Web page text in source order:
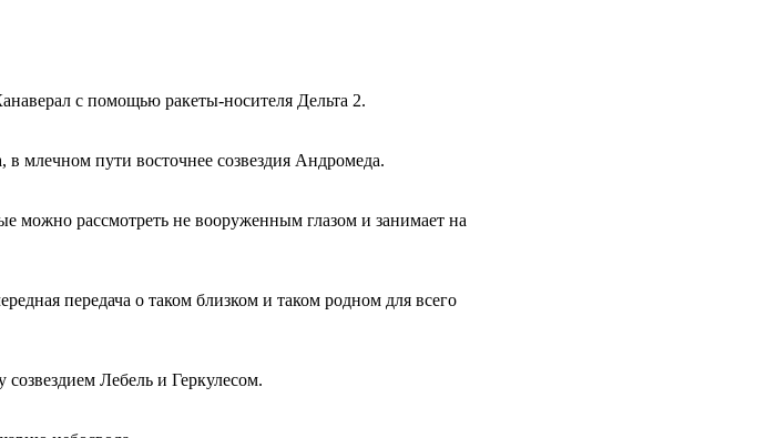
с помощью ракеты-носителя Дельта 2.
в млечном пути восточнее созвездия Андромеда.
можно рассмотреть не вооруженным глазом и занимает на
передача о таком близком и таком родном для всего
Лебель и Геркулесом.